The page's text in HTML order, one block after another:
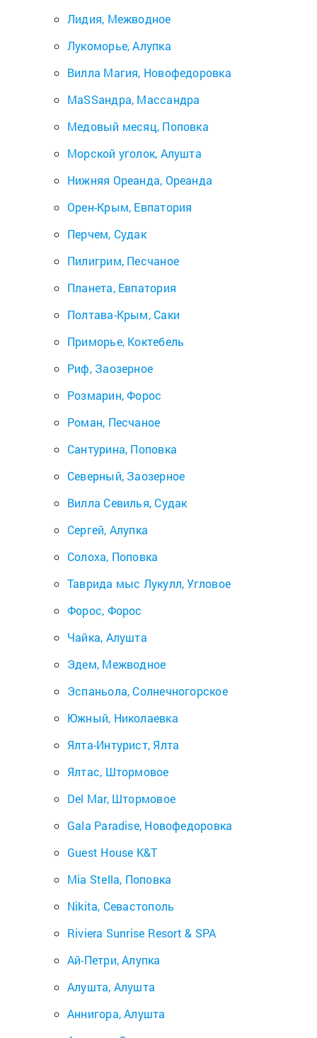
Лидия, Межводное
Лукоморье, Алупка
Вилла Магия, Новофедоровка
МаSSандра, Массандра
Медовый месяц, Поповка
Морской уголок, Алушта
Нижняя Ореанда, Ореанда
Орен-Крым, Евпатория
Перчем, Судак
Пилигрим, Песчаное
Планета, Евпатория
Полтава-Крым, Саки
Приморье, Коктебель
Риф, Заозерное
Розмарин, Форос
Роман, Песчаное
Сантурина, Поповка
Северный, Заозерное
Вилла Севилья, Судак
Сергей, Алупка
Солоха, Поповка
Таврида мыс Лукулл, Угловое
Форос, Форос
Чайка, Алушта
Эдем, Межводное
Эспаньола, Солнечногорское
Южный, Николаевка
Ялта-Интурист, Ялта
Ялтас, Штормовое
Del Mar, Штормовое
Gala Paradise, Новофедоровка
Guest House K&T
Mia Stella, Поповка
Nikita, Севастополь
Riviera Sunrise Resort & SPA
Ай-Петри, Алупка
Алушта, Алушта
Аннигора, Алушта